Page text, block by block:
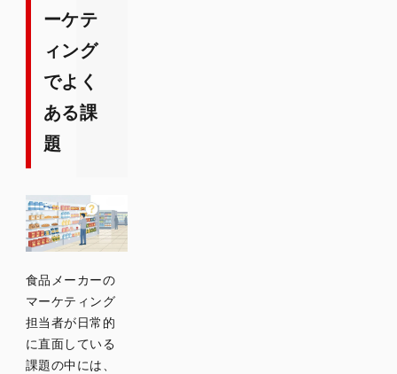
ーケテ
ィング
でよく
ある課
題
食品メーカーの
マーケティング
担当者が日常的
に直面している
課題の中には、